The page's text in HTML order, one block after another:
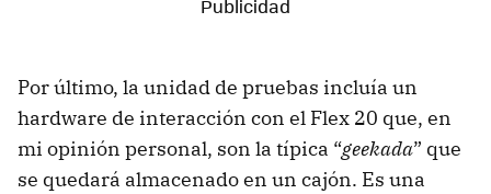
Por último, la unidad de pruebas incluía un
hardware de interacción con el Flex 20 que, en
mi opinión personal, son la típica “geekada” que
se quedará almacenado en un cajón. Es una